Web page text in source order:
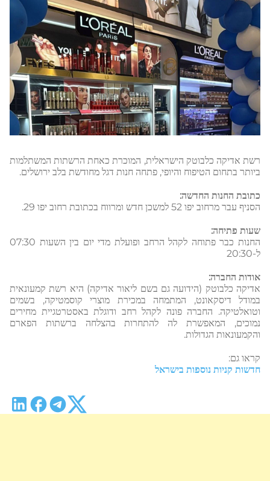
רשת אדיקה כלבוטק הישראלית, המוכרת כאחת הרשתות המשתלמות
ביותר בתחום הטיפוח והיופי, פתחה חנות דגל מחודשת בלב ירושלים.
כתובת החנות החדשה:
הסניף עבר מרחוב יפו 52 למשכן חדש ומרווח בכתובת רחוב יפו 29.
שעות פתיחה:
החנות כבר פתוחה לקהל הרחב ופועלת מדי יום בין השעות 07:30
ל-20:30
אודות החברה:
אדיקה כלבוטק (הידועה גם בשם ליאור אדיקה) היא רשת קמעונאית
במודל דיסקאונט, המתמחה במכירת מוצרי קוסמטיקה, בשמים
וטואלטיקה. החברה פונה לקהל רחב ודוגלת באסטרטגיית מחירים
נמוכים, המאפשרת לה להתחרות בהצלחה ברשתות הפארם
והקמעונאות הגדולות.
קראו גם:
חדשות קניות נוספות בישראל